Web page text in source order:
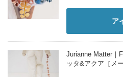
ア
Jurianne Matter｜
ッタ&アクア［メー